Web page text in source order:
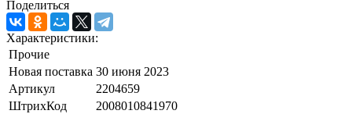
Поделиться
Характеристики:
Прочие
Новая поставка 30 июня 2023
Артикул
2204659
ШтрихКод
2008010841970